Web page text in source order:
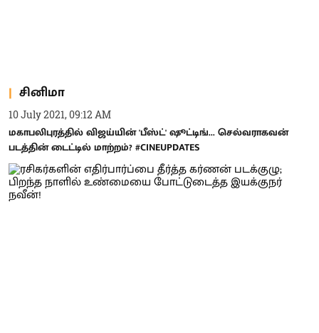
சினிமா
10 July 2021, 09:12 AM
மகாபலிபுரத்தில் விஜய்யின் 'பீஸ்ட்' ஷூட்டிங்... செல்வராகவன்
படத்தின் டைட்டில் மாற்றம்? #CINEUPDATES